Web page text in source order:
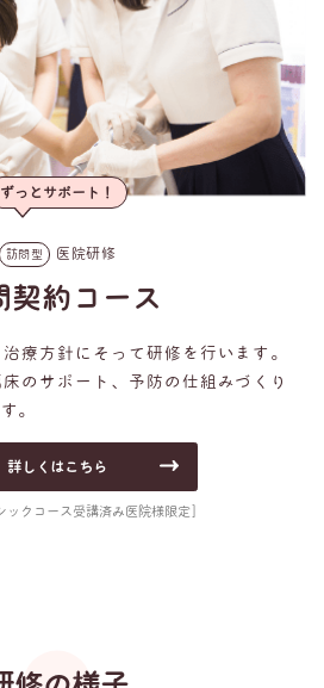
ずっとサポート！
訪問型 医院研修
契約コース
療方針にそって研修を行います。
のサポート、予防の仕組みづくり
。
詳しくはこちら
クコース受講済み医院様限定]